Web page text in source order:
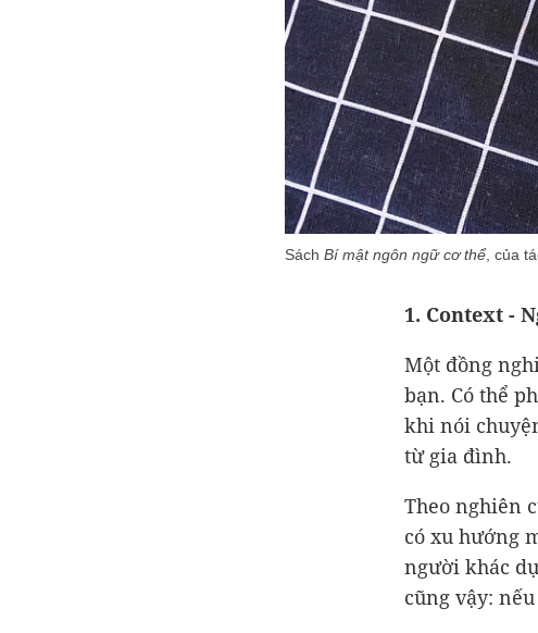
Sách Bí mật ngôn ngữ cơ thể, của
1. Context -
Một đồng
bạn. Có thể
khi nói
từ gia đình.
Theo nghiên
có xu hướng
người khác
cũng vậy: